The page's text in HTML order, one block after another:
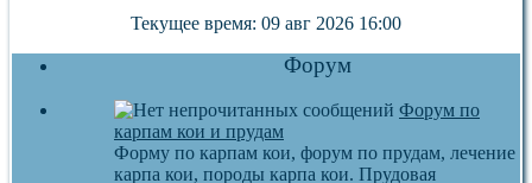
Текущее время: 09 авг 2026 16:00
Форум
Форум по
карпам кои и прудам
Форму по карпам кои, форум по прудам, лечение
карпа кои, породы карпа кои. Прудовая